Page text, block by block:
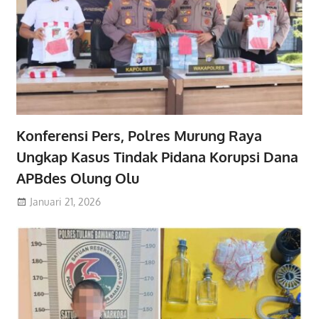
Konferensi Pers, Polres Murung Raya
Ungkap Kasus Tindak Pidana Korupsi Dana
APBdes Olung Olu
Januari 21, 2026